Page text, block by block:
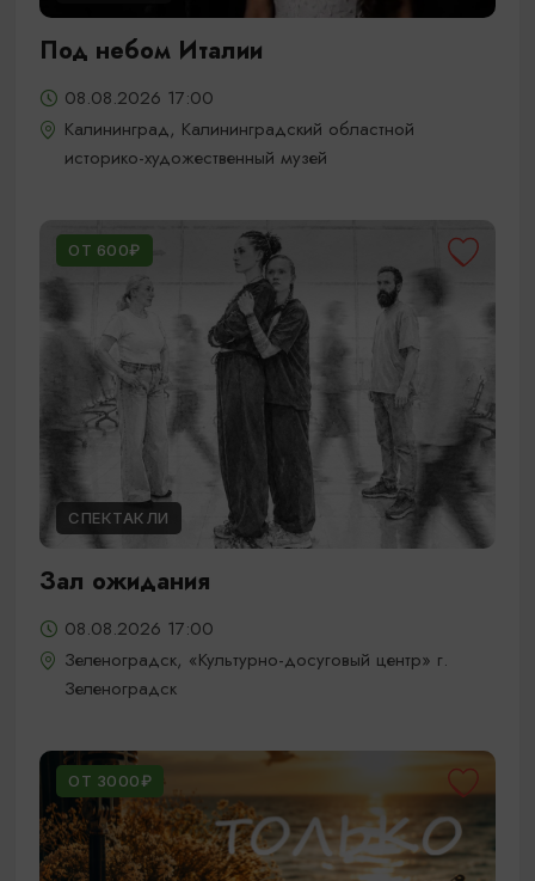
Под небом Италии
08.08.2026 17:00
Калининград, Калининградский областной
историко-художественный музей
ОТ 600₽
СПЕКТАКЛИ
Зал ожидания
08.08.2026 17:00
Зеленоградск, «Культурно-досуговый центр» г.
Зеленоградск
ОТ 3000₽